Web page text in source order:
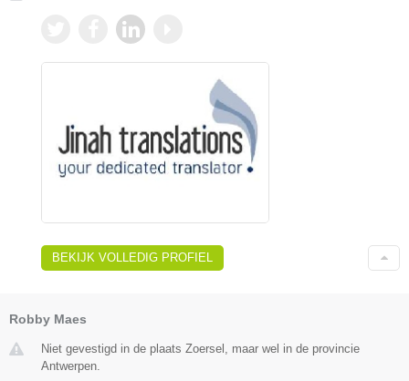
BEKIJK VOLLEDIG PROFIEL
Robby Maes
Niet gevestigd in de plaats Zoersel, maar wel in de provincie
Antwerpen.